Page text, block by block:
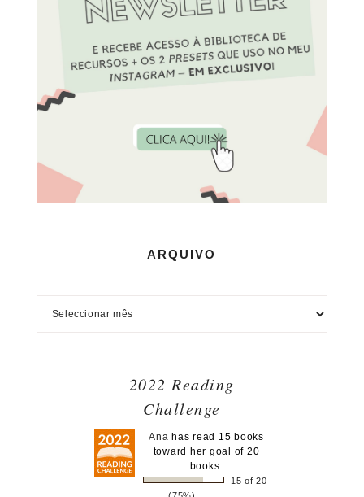
ARQUIVO
2022 Reading
Challenge
Ana has read 15 books
toward her goal of 20
books.
15 of 20